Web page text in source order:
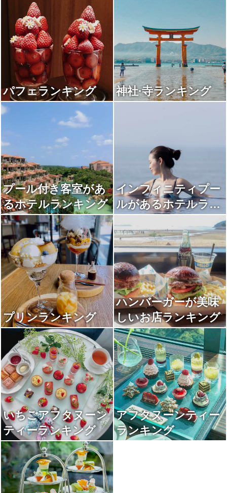
パフェランキング 神社·寺ランキング
プール付き客室があ
るホテルランキング
インフィニティプー
ルがあるホテルラン
キング
プリンランキング
ハンバーガーが美味
しいお店ランキング
いちごアフタヌーン
ティーランキング
アフタヌーンティー
ランキング